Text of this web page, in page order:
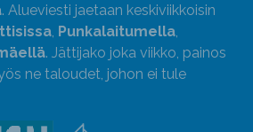
. Alueviesti jaetaan keskiviikkoisin
Punkalaitumella
. Jättijako joka viikko, painos
ne taloudet, johon ei tule